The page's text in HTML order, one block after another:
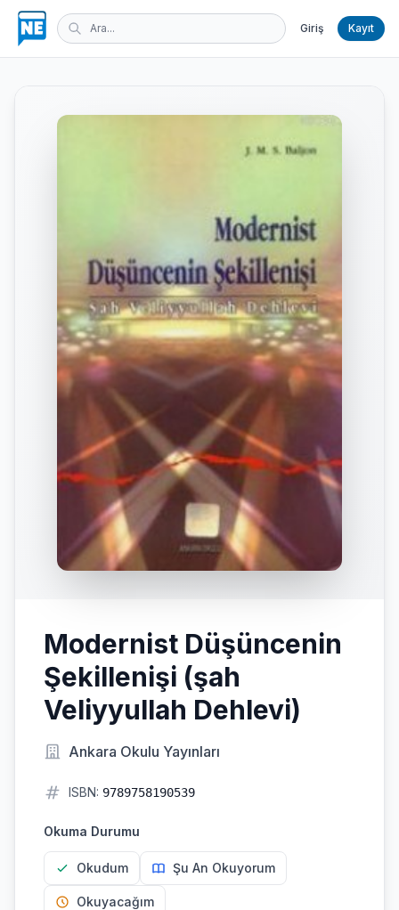
Giriş Kayıt
Modernist Düşüncenin
Şekillenişi (şah
Veliyyullah Dehlevi)
Ankara Okulu Yayınları
ISBN: 9789758190539
Okuma Durumu
Okudum Şu An Okuyorum
Okuyacağım